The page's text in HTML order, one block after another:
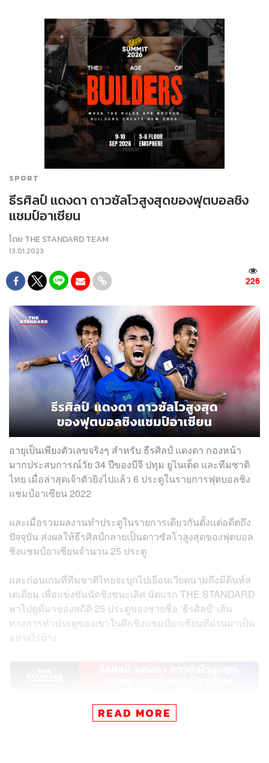
SPORT
ธีรศิลป์ แดงดา ดาวซัลโวสูงสุดของฟุตบอลชิง
แชมป์อาเซียน
โดย THE STANDARD TEAM
13.01.2023
226
อายุเป็นเพียงตัวเลขจริงๆ สำหรับ ธีรศิลป์ แดงดา กองหน้า
มากประสบการณ์วัย 34 ปีของบีจี ปทุม ยูไนเต็ด และทีมชาติ
ไทย เมื่อล่าสุดเจ้าตัวยิงไปแล้ว 6 ประตูในรายการฟุตบอลชิง
แชมป์อาเซียน 2022
และเมื่อรวมผลงานทำประตูในรายการเดียวกันตั้งแต่อดีตถึง
ปัจจุบัน ส่งผลให้ธีรศิลป์กลายเป็นดาวซัลโวสูงสุดของฟุตบอล
ชิงแชมป์อาเซียนจำนวน 25 ประตู
และก่อนเกมที่ทีมชาติไทยจะบุกไปเยือนเวียดนามถึงมีดินห์ส
เตเดียม เพื่อแข่งขันนัดชิงชนะเลิศ นัดแรก THE STANDARD
พาไปดูที่มาของสถิติ 25 ประตูของชายชื่อ ‘ธีรศิลป์’ เส้น
ทางการทำประตูของเขาในศึกชิงแชมป์อาเซียนที่ผ่านมาเป็น
อย่างไรบ้าง
READ MORE